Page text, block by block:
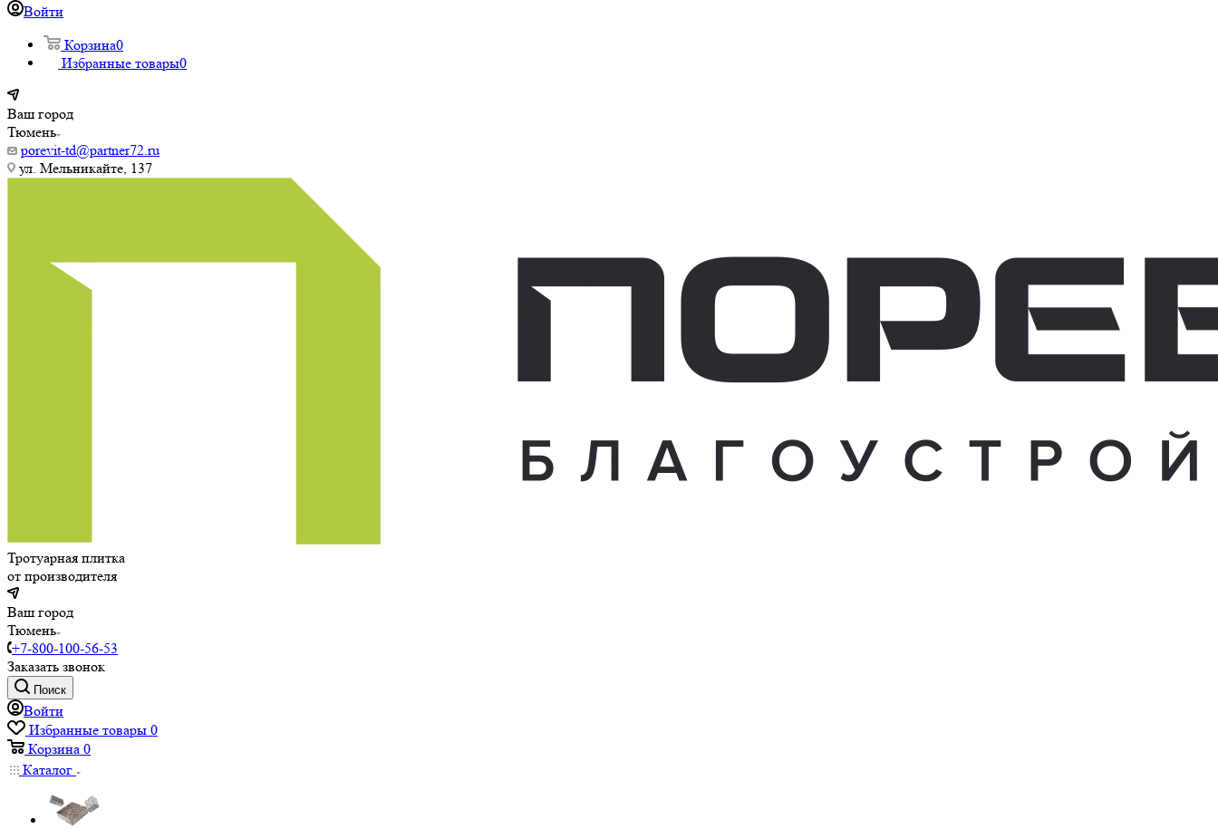
Войти
Корзина0
Избранные товары0
Ваш город
Тюмень
porevit-td@partner72.ru
ул. Мельникайте, 137
Тротуарная плитка
от производителя
Ваш город
Тюмень
+7-800-100-56-53
Заказать звонок
Поиск
Войти
Избранные товары 0
Корзина 0
Каталог